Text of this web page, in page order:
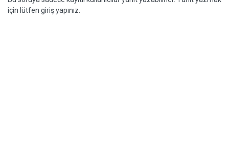
için lütfen giriş yapınız.